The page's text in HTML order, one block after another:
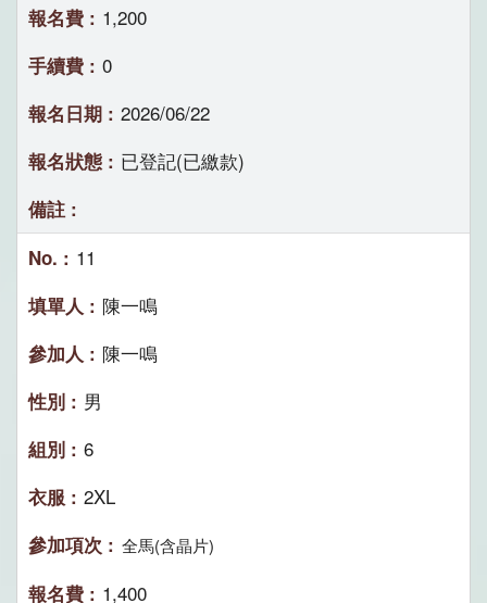
1,200
0
2026/06/22
已登記(已繳款)
11
陳一鳴
陳一鳴
男
6
2XL
全馬(含晶片)
1,400